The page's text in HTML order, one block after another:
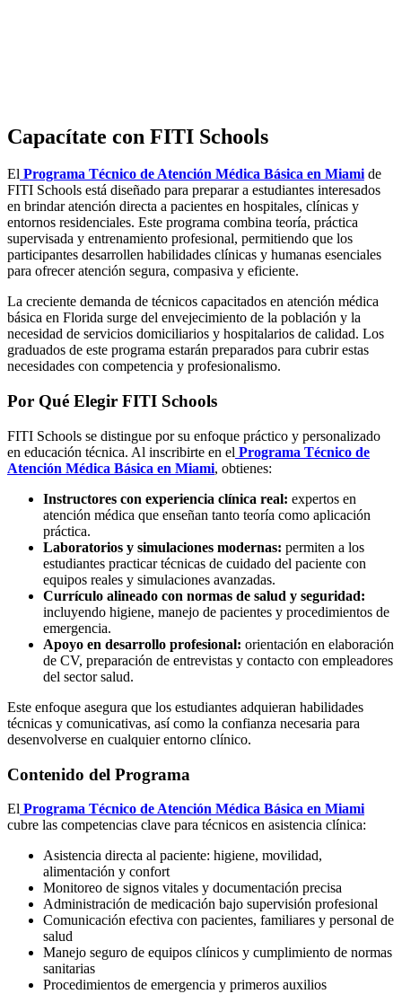
Capacítate con FITI Schools
El Programa Técnico de Atención Médica Básica en Miamide
FITI Schools está diseñado para preparar a estudiantes interesados
en brindar atención directa a pacientes en hospitales, clínicas y
entornos residenciales. Este programa combina teoría, práctica
supervisada y entrenamiento profesional, permitiendo que los
participantes desarrollen habilidades clínicas y humanas esenciales
para ofrecer atención segura, compasiva y eficiente.
La creciente demanda de técnicos capacitados en atención médica
básica en Florida surge del envejecimiento de la población y la
necesidad de servicios domiciliarios y hospitalarios de calidad. Los
graduados de este programa estarán preparados para cubrir estas
necesidades con competencia y profesionalismo.
Por Qué Elegir FITI Schools
FITI Schools se distingue por su enfoque práctico y personalizado
en educación técnica. Al inscribirte en el Programa Técnico de
Atención Médica Básica en Miami, obtienes:
Instructores con experiencia clínica real: expertos en
atención médica que enseñan tanto teoría como aplicación
práctica.
Laboratorios y simulaciones modernas: permiten a los
estudiantes practicar técnicas de cuidado del paciente con
equipos reales y simulaciones avanzadas.
Currículo alineado con normas de salud y seguridad:
incluyendo higiene, manejo de pacientes y procedimientos de
emergencia.
Apoyo en desarrollo profesional: orientación en elaboración
de CV, preparación de entrevistas y contacto con empleadores
del sector salud.
Este enfoque asegura que los estudiantes adquieran habilidades
técnicas y comunicativas, así como la confianza necesaria para
desenvolverse en cualquier entorno clínico.
Contenido del Programa
El Programa Técnico de Atención Médica Básica en Miami
cubre las competencias clave para técnicos en asistencia clínica:
Asistencia directa al paciente: higiene, movilidad,
alimentación y confort
Monitoreo de signos vitales y documentación precisa
Administración de medicación bajo supervisión profesional
Comunicación efectiva con pacientes, familiares y personal de
salud
Manejo seguro de equipos clínicos y cumplimiento de normas
sanitarias
Procedimientos de emergencia y primeros auxilios